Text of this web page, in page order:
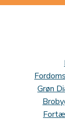
Grøn